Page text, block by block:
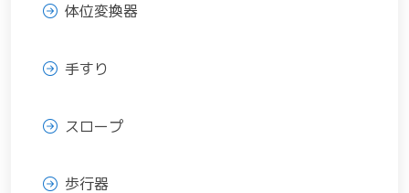
体位変換器
手すり
スロープ
歩行器